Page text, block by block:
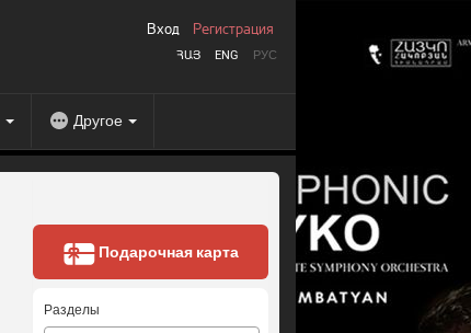
ՀԱՅ ENG РУС
Вход Регистрация
Другое
Подарочная карта
Разделы